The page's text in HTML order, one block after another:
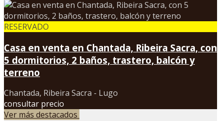
RESERVADO
Casa en venta en Chantada, Ribeira Sacra, con
5 dormitorios, 2 baños, trastero, balcón y
terreno
Chantada, Ribeira Sacra - Lugo
consultar precio
Ver más destacados